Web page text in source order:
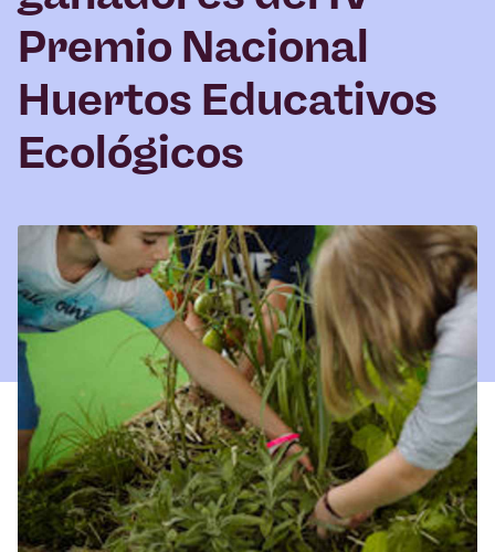
Premio Nacional
Huertos Educativos
Ecológicos